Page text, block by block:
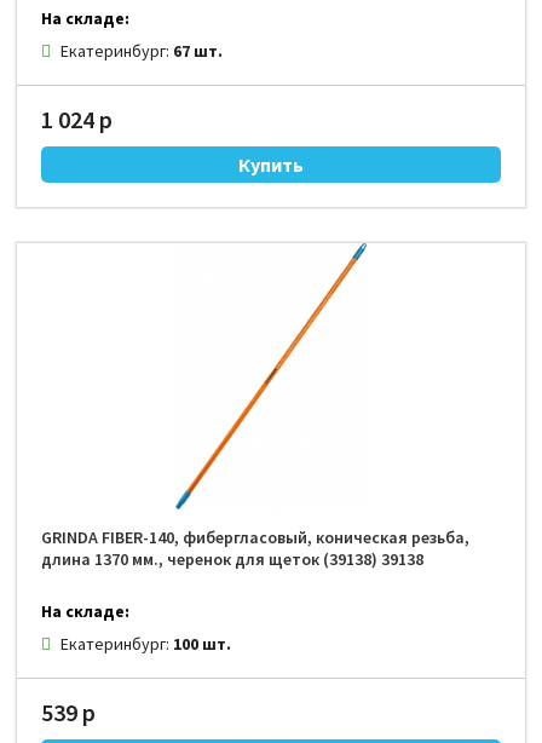
На складе:
Екатеринбург: 67 шт.
1 024 р
GRINDA FIBER-140, фибергласовый, коническая резьба,
длина 1370 мм., черенок для щеток (39138) 39138
На складе:
Екатеринбург: 100 шт.
539 р